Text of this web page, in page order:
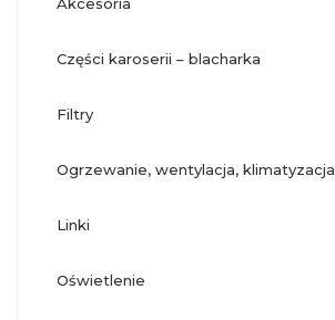
akcesoria
części karoserii – blacharka
filtry
ogrzewanie, wentylacja, klimatyzacja
linki
oświetlenie